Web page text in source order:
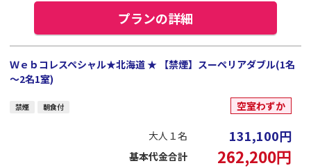
プランの詳細
Ｗｅｂコレスペシャル★北海道 ★ 【禁煙】スーペリアダブル(1名
～2名1室)
禁煙 朝食付 空室わずか
大人１名 131,100円
基本代金合計 262,200円